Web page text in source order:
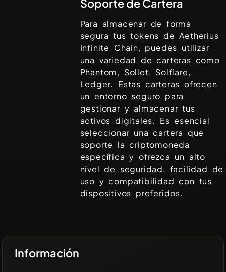
Soporte de Cartera
Para almacenar de forma
segura tus tokens deAetherius
Infinite Chain, puedes utilizar
una variedad de carteras como
Phantom, Sollet, Solflare,
Ledger. Estas carteras ofrecen
un entorno seguro para
gestionar y almacenar tus
activos digitales. Es esencial
seleccionar una cartera que
soporte la criptomoneda
específica y ofrezca un alto
nivel de seguridad, facilidad de
uso y compatibilidad con tus
dispositivos preferidos.
Información